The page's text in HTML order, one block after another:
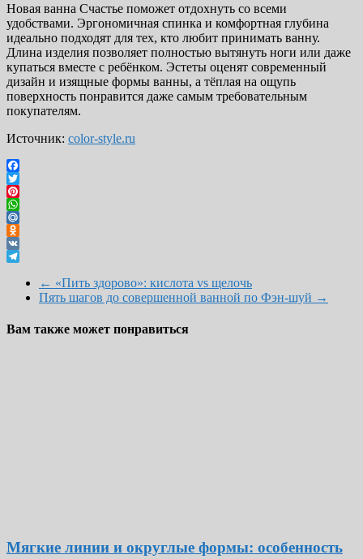
Новая ванна Счастье поможет отдохнуть со всеми
удобствами. Эргономичная спинка и комфортная глубина
идеально подходят для тех, кто любит принимать ванну.
Длина изделия позволяет полностью вытянуть ноги или даже
купаться вместе с ребёнком. Эстеты оценят современный
дизайн и изящные формы ванны, а тёплая на ощупь
поверхность понравится даже самым требовательным
покупателям.
Источник: color-style.ru
Facebook
Twitter
Pinterest
WhatsApp
Mail.Ru
Odnoklassniki
VK
← «Пить здорово»: кислота vs щелочь
Пять шагов до совершенной ванной по Фэн-шуй →
Вам также может понравиться
Мягкие линии и округлые формы: особенность